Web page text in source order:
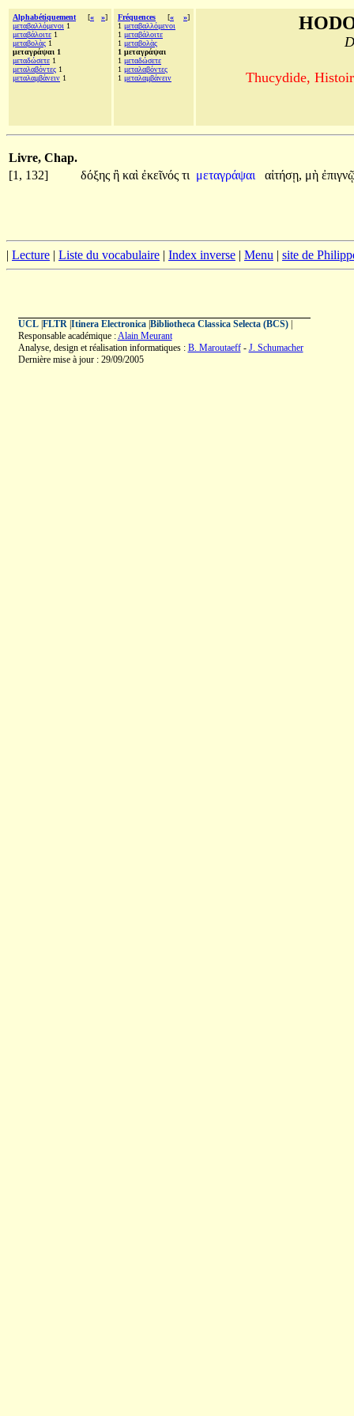
Alphabétiquement [« »]
μεταβαλλόμενοι 1
μεταβάλοιτε 1
μεταβολὰς 1
μεταγράψαι 1
μεταδώσετε 1
μεταλαβόντες 1
μεταλαμβάνειν 1
Fréquences [« »]
1 μεταβαλλόμενοι
1 μεταβάλοιτε
1 μεταβολὰς
1 μεταγράψαι
1 μεταδώσετε
1 μεταλαβόντες
1 μεταλαμβάνειν Thucydide,
Livre, Chap.
[1, 132]
δόξης ἢ καὶ ἐκεῖνός τι μεταγράψαι αἰτήσῃ, μὴ
| Lecture | Liste du vocabulaire | Index inverse | Menu | site de
UCL| FLTR| Itinera Electronica| Bibliotheca Classica Selecta (BCS)|
Responsable académique :Alain Meurant
Analyse, design et réalisation informatiques : B. Maroutaeff- J. Schumacher
Dernière mise à jour : 29/09/2005